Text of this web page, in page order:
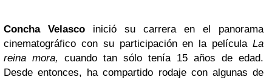
Concha Velasco inició su carrera en el panorama
cinematográfico con su participación en la película La
reina mora,
cuando tan sólo tenía 15 años de edad.
Desde entonces, ha compartido rodaje con algunas de